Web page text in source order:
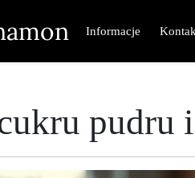
Informacje
pudru